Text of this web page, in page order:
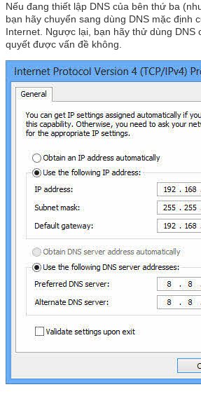
Nếu đang thiết lập DNS của bên thứ ba
bạn hãy chuyển sang dùng DNS mặc định
Internet. Ngược lại, bạn hãy thử dùng DNS
quyết được vấn đề không.